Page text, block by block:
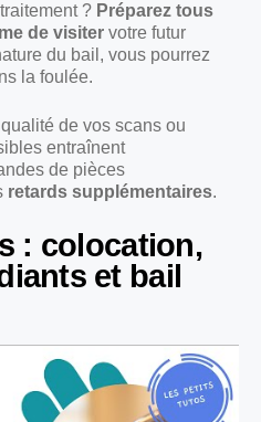
? Préparez tous
de visiter votre futur
du bail, vous pourrez
la foulée.
de vos scans ou
entraînent
de pièces
retards supplémentaires.
: colocation,
et bail